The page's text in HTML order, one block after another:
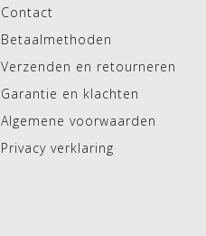
Contact
Betaalmethoden
Verzenden en retourneren
Garantie en klachten
Algemene voorwaarden
Privacy verklaring